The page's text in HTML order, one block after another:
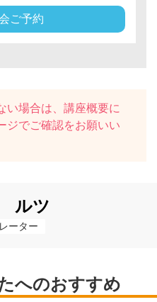
ご予約
い場合は、講座概要に
ジでご確認をお願いい
ルツ
ーター